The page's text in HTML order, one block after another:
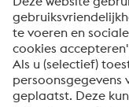
Bericht *